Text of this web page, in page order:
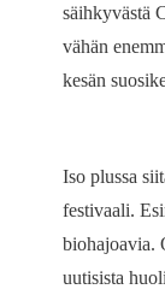
säihkyvästä
vähän
kesän
Iso plussa
festivaali.
biohajoavia.
uutisista